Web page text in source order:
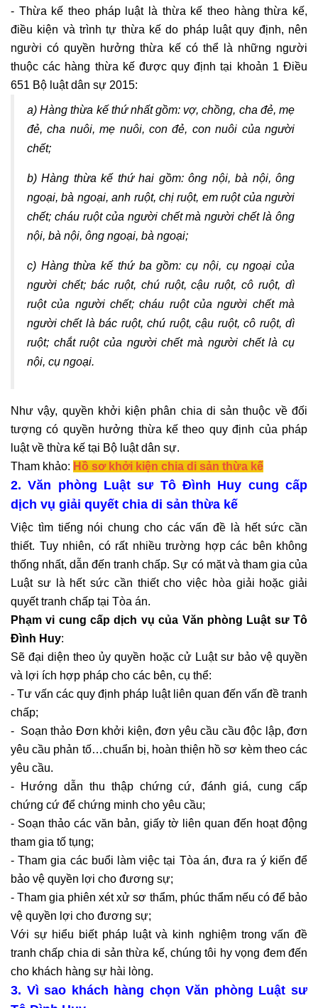
- Thừa kế theo pháp luật là thừa kế theo hàng thừa kế,
điều kiện và trình tự thừa kế do pháp luật quy định, nên
người có quyền hưởng thừa kế có thể là những người
thuộc các hàng thừa kế được quy định tại khoản 1 Điều
651 Bộ luật dân sự 2015:
a) Hàng thừa kế thứ nhất gồm: vợ, chồng, cha đẻ, mẹ
đẻ, cha nuôi, mẹ nuôi, con đẻ, con nuôi của người
chết;
b) Hàng thừa kế thứ hai gồm: ông nội, bà nội, ông
ngoại, bà ngoại, anh ruột, chị ruột, em ruột của người
chết; cháu ruột của người chết mà người chết là ông
nội, bà nội, ông ngoại, bà ngoại;
c) Hàng thừa kế thứ ba gồm: cụ nội, cụ ngoại của
người chết; bác ruột, chú ruột, cậu ruột, cô ruột, dì
ruột của người chết; cháu ruột của người chết mà
người chết là bác ruột, chú ruột, cậu ruột, cô ruột, dì
ruột; chắt ruột của người chết mà người chết là cụ
nội, cụ ngoại.
Như vậy, quyền khởi kiện phân chia di sản thuộc về đối
tượng có quyền hưởng thừa kế theo quy định của pháp
luật về thừa kế tại Bộ luật dân sự.
Tham khảo: Hồ sơ khởi kiện chia di sản thừa kế
2. Văn phòng Luật sư Tô Đình Huy cung cấp
dịch vụ giải quyết chia di sản thừa kế
Việc tìm tiếng nói chung cho các vấn đề là hết sức cần
thiết. Tuy nhiên, có rất nhiều trường hợp các bên không
thống nhất, dẫn đến tranh chấp. Sự có mặt và tham gia của
Luật sư là hết sức cần thiết cho việc hòa giải hoặc giải
quyết tranh chấp tại Tòa án.
Phạm vi cung cấp dịch vụ của Văn phòng Luật sư Tô
Đình Huy:
Sẽ đại diện theo ủy quyền hoặc cử Luật sư bảo vệ quyền
và lợi ích hợp pháp cho các bên, cụ thể:
- Tư vấn các quy định pháp luật liên quan đến vấn đề tranh
chấp;
- Soạn thảo Đơn khởi kiện, đơn yêu cầu cầu độc lập, đơn
yêu cầu phản tố…chuẩn bị, hoàn thiện hồ sơ kèm theo các
yêu cầu.
- Hướng dẫn thu thập chứng cứ, đánh giá, cung cấp
chứng cứ để chứng minh cho yêu cầu;
- Soạn thảo các văn bản, giấy tờ liên quan đến hoạt động
tham gia tố tụng;
- Tham gia các buổi làm việc tại Tòa án, đưa ra ý kiến để
bảo vệ quyền lợi cho đương sự;
- Tham gia phiên xét xử sơ thẩm, phúc thẩm nếu có để bảo
vệ quyền lợi cho đương sự;
Với sự hiểu biết pháp luật và kinh nghiệm trong vấn đề
tranh chấp chia di sản thừa kế, chúng tôi hy vọng đem đến
cho khách hàng sự hài lòng.
3. Vì sao khách hàng chọn Văn phòng Luật sư